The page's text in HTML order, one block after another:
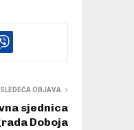
SLEDEĆA OBJAVA
sjednica
Doboja